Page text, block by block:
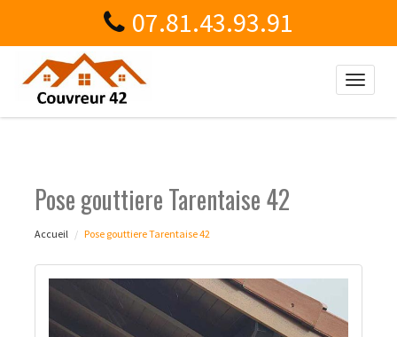
07.81.43.93.91
Toggle
Pose gouttiere Tarentaise 42
Accueil Pose gouttiere Tarentaise 42